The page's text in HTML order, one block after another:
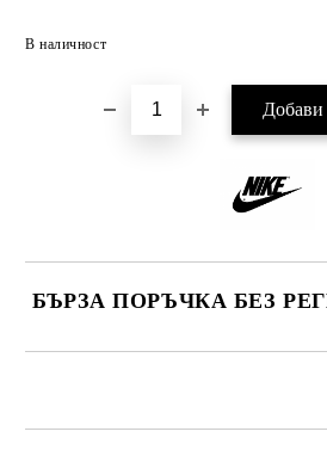
В наличност
БЪРЗА ПОРЪЧКА БЕЗ